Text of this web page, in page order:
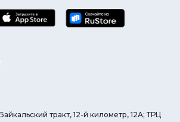
тракт, 12-й километр, 12А; ТРЦ